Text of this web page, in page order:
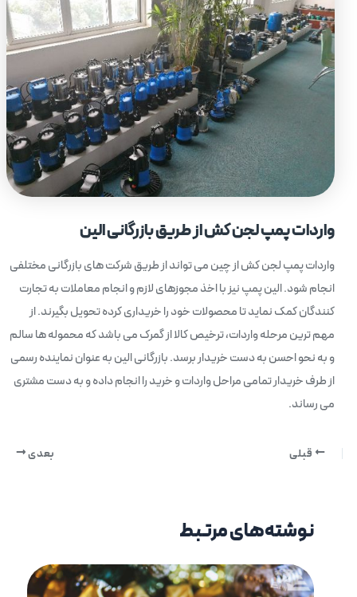
واردات پمپ لجن کش از طریق بازرگانی الین
واردات پمپ لجن کش از چین می تواند از طریق شرکت های بازرگانی مختلفی
انجام شود. الین پمپ نیز با اخذ مجوزهای لازم و انجام معاملات به تجارت
کنندگان کمک نماید تا محصولات خود را خریداری کرده تحویل بگیرند. از
مهم ترین مرحله واردات، ترخیص کالا از گمرک می باشد که محموله ها سالم
و به نحو احسن به دست خریدار برسد. بازرگانی الین به عنوان نماینده رسمی
از طرف خریدار تمامی مراحل واردات و خرید را انجام داده و به دست مشتری
می رساند.
قبلی بعدی
نوشته‌های مرتبط